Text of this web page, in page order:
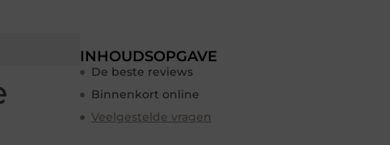
INHOUDSOPGAVE
De beste reviews
Binnenkort online
Veelgestelde vragen